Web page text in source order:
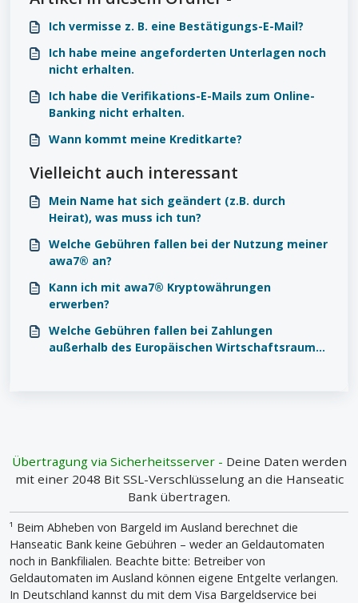
Ich vermisse z. B. eine Bestätigungs-E-Mail?
Ich habe meine angeforderten Unterlagen noch
nicht erhalten.
Ich habe die Verifikations-E-Mails zum Online-
Banking nicht erhalten.
Wann kommt meine Kreditkarte?
Vielleicht auch interessant
Mein Name hat sich geändert (z.B. durch
Heirat), was muss ich tun?
Welche Gebühren fallen bei der Nutzung meiner
awa7® an?
Kann ich mit awa7® Kryptowährungen
erwerben?
Welche Gebühren fallen bei Zahlungen
außerhalb des Europäischen Wirtschaftsraums
Übertragung via Sicherheitsserver - Deine Daten werden
mit einer 2048 Bit SSL-Verschlüsselung an die Hanseatic
Bank übertragen.
¹ Beim Abheben von Bargeld im Ausland berechnet die
Hanseatic Bank keine Gebühren – weder an Geldautomaten
noch in Bankfilialen. Beachte bitte: Betreiber von
Geldautomaten im Ausland können eigene Entgelte verlangen.
In Deutschland kannst du mit dem Visa Bargeldservice bei